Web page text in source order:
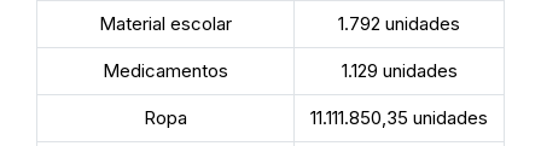
Material escolar 1.792 unidades
Medicamentos 1.129 unidades
Ropa 11.111.850,35 unidades